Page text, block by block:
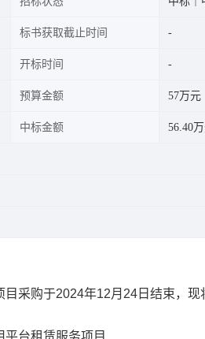
标书获取截止时间
开标时间
预算金额 57万元
中标金额 56.40
目 采购于2024年12月 24 日结束，
台租赁服务项目